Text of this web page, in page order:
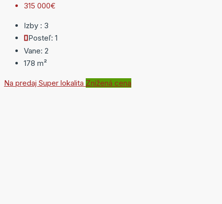
315 000€
Izby : 3
Posteľ: 1
Vane: 2
178 m²
Na predaj Super lokalita Znížená cena